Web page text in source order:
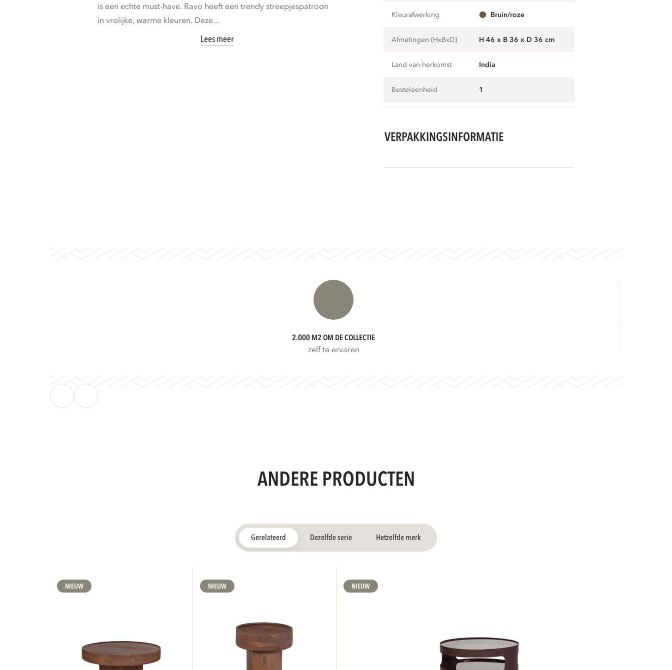
is een echte must-have. Ravo heeft een trendy streepjespatroon
in vrolijke, warme kleuren. Deze...
Lees meer
Kleurafwerking bruin/roze
Afmetingen (HxBxD) H 46 x B 36 x D 36 cm
Land van herkomst India
Besteleenheid 1
VERPAKKINGSINFORMATIE
2.000 M2 OM DE COLLECTIE
zelf te ervaren
ANDERE PRODUCTEN
Gerelateerd Dezelfde serie Hetzelfde merk
NIEUW NIEUW NIEUW